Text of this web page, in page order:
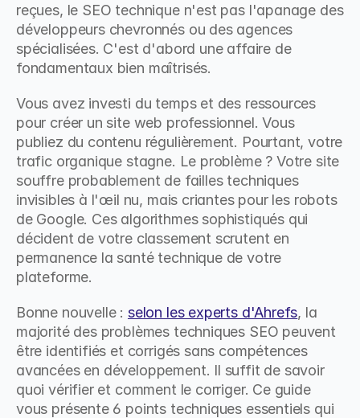
reçues, le SEO technique n'est pas l'apanage des
développeurs chevronnés ou des agences
spécialisées. C'est d'abord une affaire de
fondamentaux bien maîtrisés.
Vous avez investi du temps et des ressources
pour créer un site web professionnel. Vous
publiez du contenu régulièrement. Pourtant, votre
trafic organique stagne. Le problème ? Votre site
souffre probablement de failles techniques
invisibles à l'œil nu, mais criantes pour les robots
de Google. Ces algorithmes sophistiqués qui
décident de votre classement scrutent en
permanence la santé technique de votre
plateforme.
Bonne nouvelle : selon les experts d'Ahrefs, la
majorité des problèmes techniques SEO peuvent
être identifiés et corrigés sans compétences
avancées en développement. Il suffit de savoir
quoi vérifier et comment le corriger. Ce guide
vous présente 6 points techniques essentiels qui